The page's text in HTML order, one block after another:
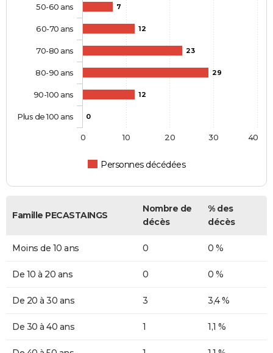
7
12
23
29
12
0
Personnes décédées
50-60 ans
60-70 ans
70-80 ans
80-90 ans
90-100 ans
Plus de 100 ans
0 10 20 30 40
Famille PECASTAINGS
Nombre de
décès
% des
décès
Moins de 10 ans 0 0 %
De 10 à 20 ans 0 0 %
De 20 à 30 ans 3 3,4 %
De 30 à 40 ans 1 1,1 %